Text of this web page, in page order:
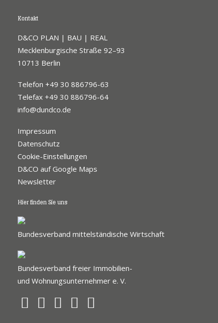
Kontakt
D&CO PLAN | BAU | REAL
Mecklenburgische Straße 92–93
10713 Berlin
Telefon +49 30 886796-63
Telefax +49 30 886796-64
info@dundco.de
Impressum
Datenschutz
Cookie-Einstellungen
D&CO auf Google Maps
Newsletter
Hier finden Sie uns
Bundesverband mittelständische Wirtschaft
Bundesverband freier Immobilien-
und Wohnungsunternehmer e. V.